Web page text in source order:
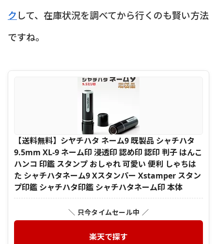
ク して、在庫状況を調べてから行くのも賢い方法
ですね。
【送料無料】シヤチハタ ネーム9 既製品 シャチハタ
9.5mm XL-9 ネーム印 浸透印 認め印 認印 判子 はんこ
ハンコ 印鑑 スタンプ おしゃれ 可愛い 便利 しゃちは
た シャチハタネーム9 Xスタンパー Xstamper スタン
プ印鑑 シャチハタ印鑑 シャチハタネーム印 本体
＼ 只今タイムセール中 ／
楽天で探す